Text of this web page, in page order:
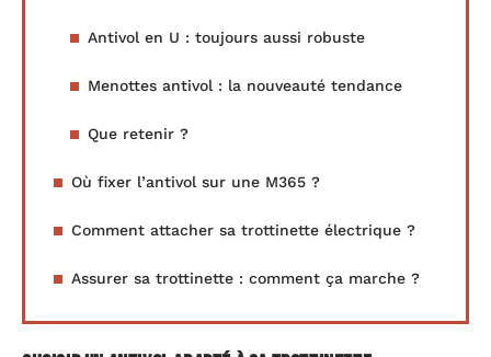
Antivol en U : toujours aussi robuste
Menottes antivol : la nouveauté tendance
Que retenir ?
Où fixer l’antivol sur une M365 ?
Comment attacher sa trottinette électrique ?
Assurer sa trottinette : comment ça marche ?